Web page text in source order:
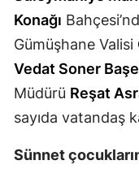
Konağı
Gümüşhane Valisi
Vedat Soner
Müdürü Reşat
sayıda vatandaş
Sünnet